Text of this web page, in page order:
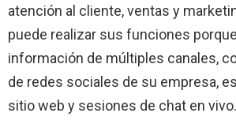
atención al cliente, ventas y
puede realizar sus funciones
información de múltiples canales,
de redes sociales de su empresa,
sitio web y sesiones de chat en vivo.